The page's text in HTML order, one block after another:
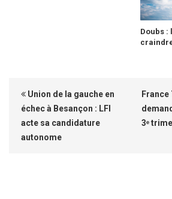
Doubs
Union de la gauche en
échec à Besançon : LFI
acte sa candidature
autonome
France
3ᵉ